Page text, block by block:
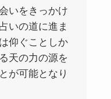
いをきっかけ
いの道に進ま
仰ぐことしか
天の力の源を
が可能となり